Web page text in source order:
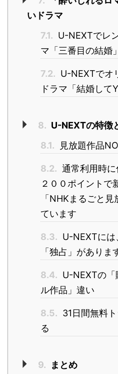
いドラマ
7.1. U-NEXTでレ
マ「三番目の結婚」
7.2. U-NEXTでオ
ドラマ「結婚して
8. U-NEXTの特徴
8.1.
見放題作品
8.2. 通常利用時に
２００ポイントで
「NHKまるごと
ています
8.3. U-NEXTには
「独占」がありま
8.4. U-NEXTの「
ル作品」違い
8.5. 31日間無料
る
9. まとめ